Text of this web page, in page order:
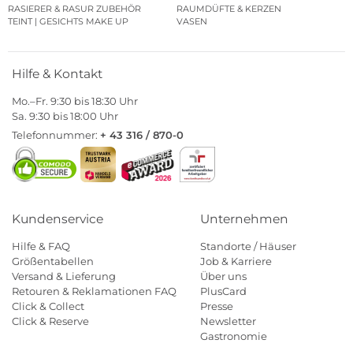
RASIERER & RASUR ZUBEHÖR
RAUMDÜFTE & KERZEN
TEINT | GESICHTS MAKE UP
VASEN
Hilfe & Kontakt
Mo.–Fr. 9:30 bis 18:30 Uhr
Sa. 9:30 bis 18:00 Uhr
Telefonnummer: + 43 316 / 870-0
Kundenservice
Hilfe & FAQ
Größentabellen
Versand & Lieferung
Retouren & Reklamationen FAQ
Click & Collect
Click & Reserve
Unternehmen
Standorte / Häuser
Job & Karriere
Über uns
PlusCard
Presse
Newsletter
Gastronomie